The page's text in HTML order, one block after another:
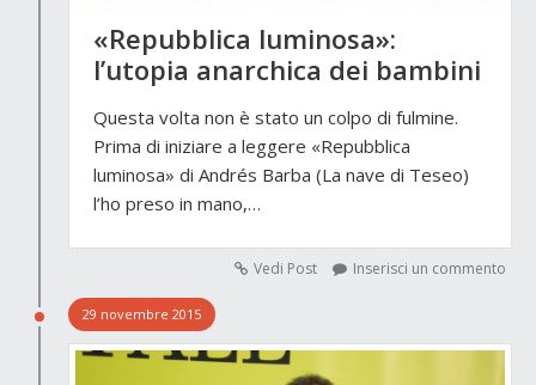
«Repubblica luminosa»:
l’utopia anarchica dei bambini
Questa volta non è stato un colpo di fulmine.
Prima di iniziare a leggere «Repubblica
luminosa» di Andrés Barba (La nave di Teseo)
l’ho preso in mano,…
Vedi Post Inserisci un commento
29 novembre 2015